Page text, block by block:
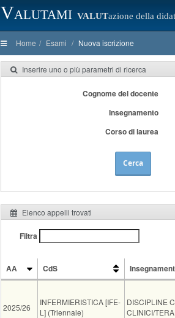
Valutami VALUTazione della
Home Esami Nuova iscrizione
Inserire uno o più parametri di ricerca
Cognome del docente
Insegnamento
Corso di laurea
Cerca
Elenco appelli trovati
Filtra
AA CdS
2025/26
INFERMIERISTICA [IFE-
L] (Triennale)
DISCIPLINE
CLINICI/